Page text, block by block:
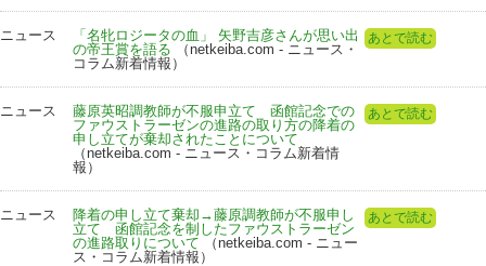
ニュース
「名牝ロジータの血」 矢野吉彦さんが思い出
の帝王賞を語る （netkeiba.com - ニュース・
コラム新着情報）
あとで読む
ニュース
藤原英昭調教師が不服申立て 函館記念での
ファウストラーゼンの進路の取り方の降着の
申し立てが棄却されたことについて
（netkeiba.com - ニュース・コラム新着情
報）
あとで読む
ニュース
降着の申し立て棄却→藤原調教師が不服申し
立て 函館記念を制したファウストラーゼン
の進路取りについて （netkeiba.com - ニュー
ス・コラム新着情報）
あとで読む